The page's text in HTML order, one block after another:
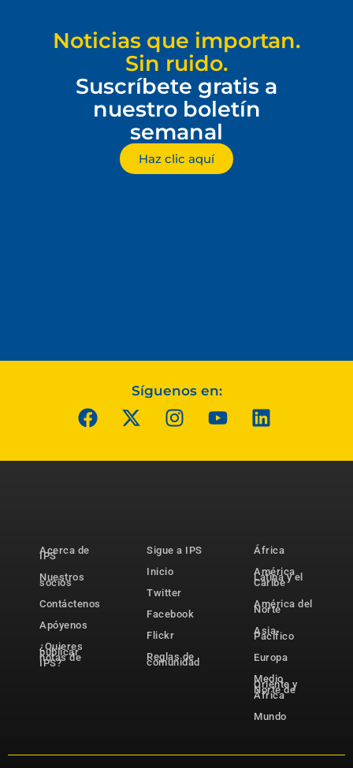
Noticias que importan.
Sin ruido.
Suscríbete gratis a
nuestro boletín
semanal
Haz clic aquí
Síguenos en:
Acerca de
IPS
Nuestros
socios
Contáctenos
Apóyenos
¿Quieres
publicar
notas de
IPS?
Sigue a IPS
Inicio
Twitter
Facebook
Flickr
Reglas de
comunidad
África
América
Latina y el
Caribe
América del
Norte
Asia-
Pacífico
Europa
Medio
Oriente y
Norte de
África
Mundo